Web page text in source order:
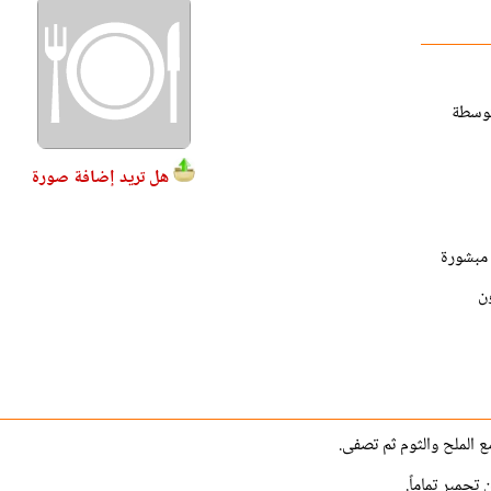
متوسطة
هل تريد إضافة صورة
الملح والثوم ثم تصفى.